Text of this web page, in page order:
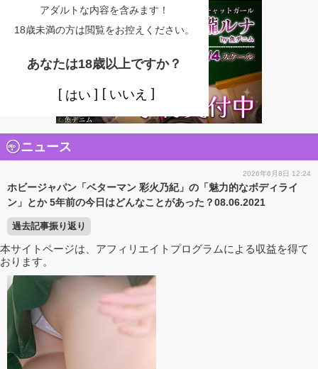
アダルトな内容を含みます！
18歳未満の方は閲覧をお控えください。
あなたは18歳以上ですか？
はい いいえ
ニュース
2026年6月8日 12:24
ホビージャパン「ベターマン 彩火乃紀」の「魅力的なボディライ
ン」とか 5年前の今日はどんなことがあった？08.06.2021
過去記事振り返り
本サイトページは、アフィリエイトプログラムによる収益を得て
おります。